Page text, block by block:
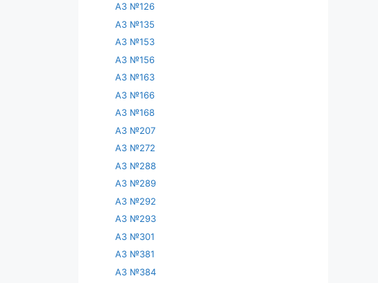
АЗ №126
АЗ №135
АЗ №153
АЗ №156
АЗ №163
АЗ №166
АЗ №168
АЗ №207
АЗ №272
АЗ №288
АЗ №289
АЗ №292
АЗ №293
АЗ №301
АЗ №381
АЗ №384